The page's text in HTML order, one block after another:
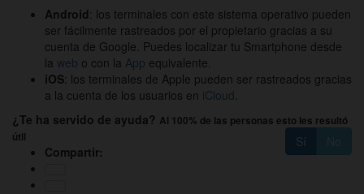
Android: los terminales con este sistema operativo pueden
ser fácilmente rastreados por el propietario gracias a su
cuenta de Google. Puedes localizar tu Smartphone desde
la web o con la App equivalente.
iOS: los terminales de Apple pueden ser rastreados gracias
a la cuenta de los usuarios en iCloud
¿Te ha servido de ayuda? Al 100% de las personas esto les resultó
útil
Sí No
Compartir: